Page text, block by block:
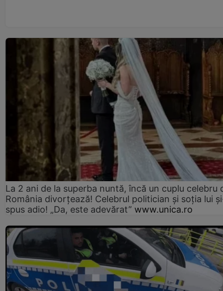
La 2 ani de la superba nuntă, încă un cuplu celebru
România divorțează! Celebrul politician și soția lui
spus adio! „Da, este adevărat” www.unica.ro